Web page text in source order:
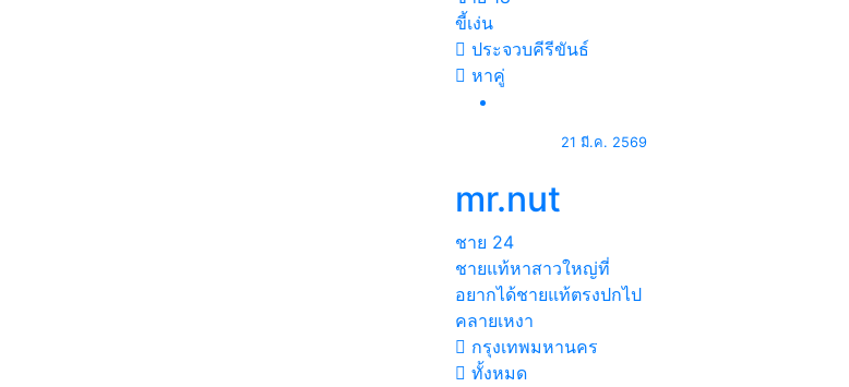
ขี้เง่น
ประจวบคีรีขันธ์
หาคู่
21 มี.ค. 2569
mr.nut
ชาย 24
ชายแท้หาสาวใหญ่ที่
อยากได้ชายแท้ตรงปกไป
คลายเหงา
กรุงเทพมหานคร
ทั้งหมด